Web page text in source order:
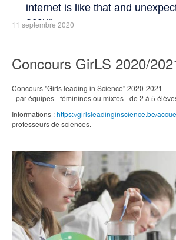
11 septembre 2020
Concours GirLS 2020/
Concours "Girls leading in Science" 2020-2021
- par équipes - féminines ou mixtes - de 2 à 5
Informations :https://girlsleadinginscience.be/
professeurs de sciences.